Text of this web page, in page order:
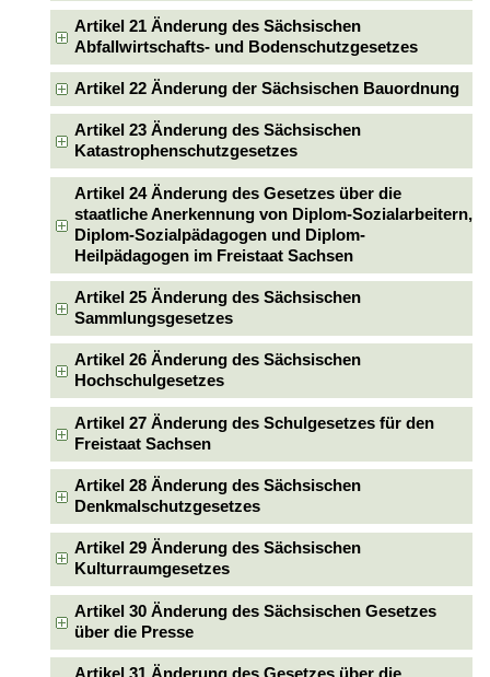
Artikel 21 Änderung des Sächsischen
Abfallwirtschafts- und Bodenschutzgesetzes
Artikel 22 Änderung der Sächsischen Bauordnung
Artikel 23 Änderung des Sächsischen
Katastrophenschutzgesetzes
Artikel 24 Änderung des Gesetzes über die
staatliche Anerkennung von Diplom-Sozialarbeitern,
Diplom-Sozialpädagogen und Diplom-
Heilpädagogen im Freistaat Sachsen
Artikel 25 Änderung des Sächsischen
Sammlungsgesetzes
Artikel 26 Änderung des Sächsischen
Hochschulgesetzes
Artikel 27 Änderung des Schulgesetzes für den
Freistaat Sachsen
Artikel 28 Änderung des Sächsischen
Denkmalschutzgesetzes
Artikel 29 Änderung des Sächsischen
Kulturraumgesetzes
Artikel 30 Änderung des Sächsischen Gesetzes
über die Presse